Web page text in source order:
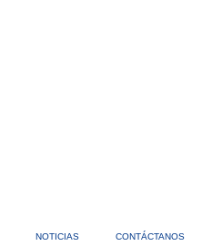
NOTICIAS CONTÁCTANOS